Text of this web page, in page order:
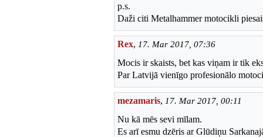
p.s.
Daži citi Metalhammer motocikli
Rex, 17. Mar 2017, 07:36
Mocis ir skaists, bet kas viņam ir tik
Par Latvijā vienīgo profesionālo
mezamaris, 17. Mar 2017, 00:11
Nu kā mēs sevi mīlam.
Es arī esmu dzēris ar Glūdiņu